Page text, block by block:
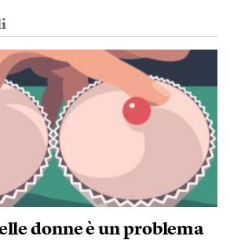
donne è un problema